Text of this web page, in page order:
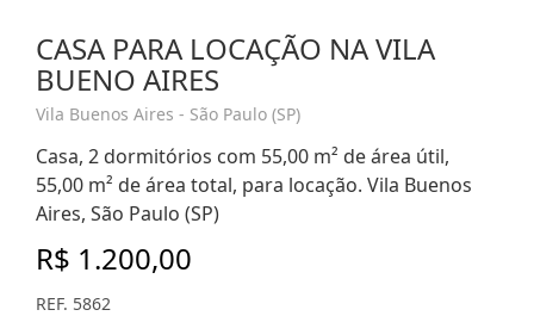
CASA PARA LOCAÇÃO NA VILA
BUENO AIRES
Vila Buenos Aires - São Paulo (SP)
Casa, 2 dormitórios com 55,00 m² de área útil,
55,00 m² de área total, para locação. Vila Buenos
Aires, São Paulo (SP)
R$ 1.200,00
REF. 5862